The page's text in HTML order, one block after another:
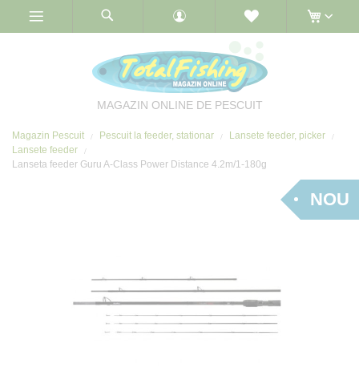
MAGAZIN ONLINE DE PESCUIT
Magazin Pescuit Pescuit la feeder, stationar
Lansete feeder, picker
Lansete feeder
Lanseta feeder Guru A-Class Power Distance 4.2m/1-180g
NOU